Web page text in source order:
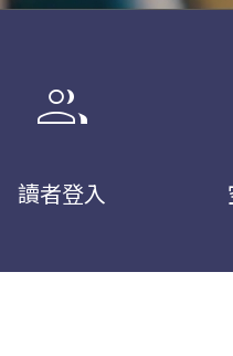
group
讀者登入